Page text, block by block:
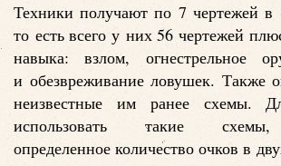
Техники получают по 7 чертежей в
то есть всего у них 56 чертежей
навыка: взлом, огнестрельное
и обезвреживание ловушек. Также
неизвестные им ранее схемы.
использовать такие схемы,
определенное количество очков в